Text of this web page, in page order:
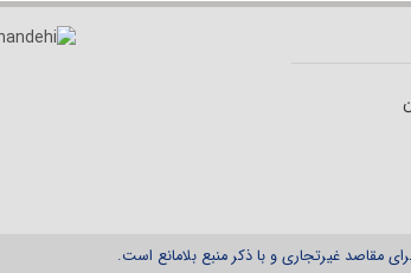
مقاصد غیرتجاری و با ذکر منبع بلامانع است.